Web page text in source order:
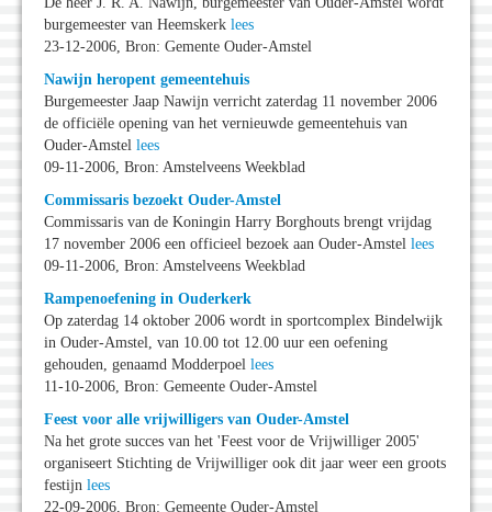
burgemeester van Heemskerk lees
23-12-2006, Bron: Gemente Ouder-Amstel
Nawijn heropent gemeentehuis
Burgemeester Jaap Nawijn verricht zaterdag 11 november 2006
de officiële opening van het vernieuwde gemeentehuis van
Ouder-Amstel lees
09-11-2006, Bron: Amstelveens Weekblad
Commissaris bezoekt Ouder-Amstel
Commissaris van de Koningin Harry Borghouts brengt vrijdag
17 november 2006 een officieel bezoek aan Ouder-Amstel lees
09-11-2006, Bron: Amstelveens Weekblad
Rampenoefening in Ouderkerk
Op zaterdag 14 oktober 2006 wordt in sportcomplex Bindelwijk
in Ouder-Amstel, van 10.00 tot 12.00 uur een oefening
gehouden, genaamd Modderpoel lees
11-10-2006, Bron: Gemeente Ouder-Amstel
Feest voor alle vrijwilligers van Ouder-Amstel
Na het grote succes van het 'Feest voor de Vrijwilliger 2005'
organiseert Stichting de Vrijwilliger ook dit jaar weer een groots
festijn lees
22-09-2006, Bron: Gemeente Ouder-Amstel